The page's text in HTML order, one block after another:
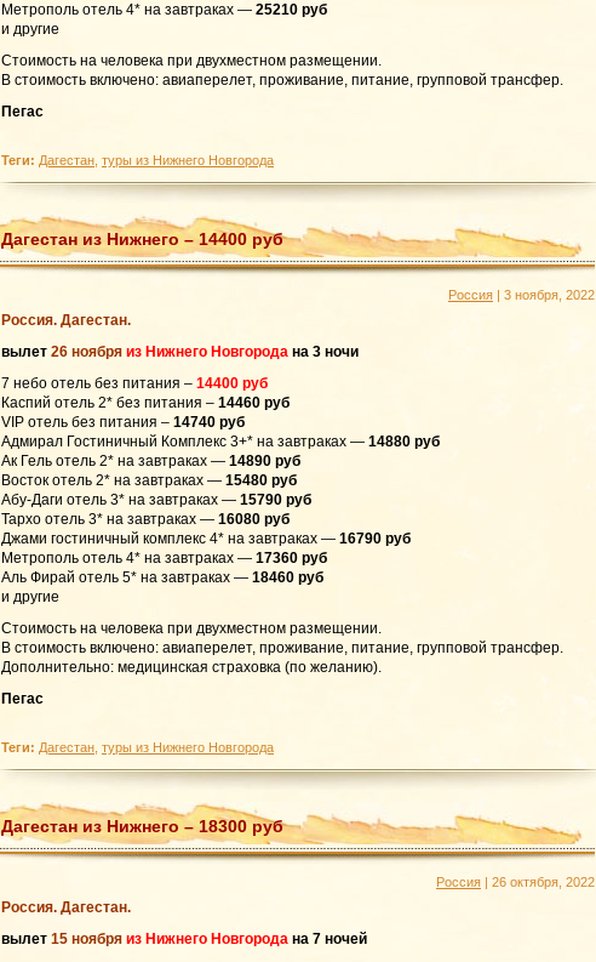
Метрополь отель 4* на завтраках — 25210 руб
и другие
Стоимость на человека при двухместном размещении.
В стоимость включено: авиаперелет, проживание, питание, групповой трансфер.
Пегас
Теги: Дагестан туры из Нижнего Новгорода
Дагестан из Нижнего – 14400 руб
Россия | 3 ноября, 2022
Россия. Дагестан.
вылет 26 ноября из Нижнего Новгорода на 3 ночи
7 небо отель без питания – 14400 руб
Каспий отель 2* без питания – 14460 руб
VIP отель без питания – 14740 руб
Адмирал Гостиничный Комплекс 3+* на завтраках — 14880 руб
Ак Гель отель 2* на завтраках — 14890 руб
Восток отель 2* на завтраках — 15480 руб
Абу-Даги отель 3* на завтраках — 15790 руб
Тархо отель 3* на завтраках — 16080 руб
Джами гостиничный комплекс 4* на завтраках — 16790 руб
Метрополь отель 4* на завтраках — 17360 руб
Аль Фирай отель 5* на завтраках — 18460 руб
и другие
Стоимость на человека при двухместном размещении.
В стоимость включено: авиаперелет, проживание, питание, групповой трансфер.
Дополнительно: медицинская страховка (по желанию).
Пегас
Теги: Дагестан туры из Нижнего Новгорода
Дагестан из Нижнего – 18300 руб
Россия | 26 октября, 2022
Россия. Дагестан.
вылет 15 ноября из Нижнего Новгорода на 7 ночей